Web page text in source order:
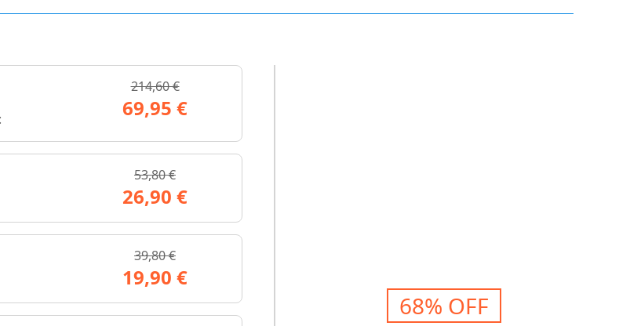
214,60 €
69,95 €
53,80 €
26,90 €
39,80 €
19,90 €
68% OFF